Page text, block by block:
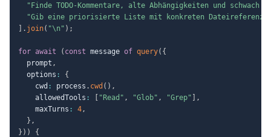
"Finde TODO-Kommentare, alte Abhängigkeiten und schwach
"Gib eine priorisierte Liste mit konkreten
. join( "\n" ) ;
for await ( const message of query( {
  prompt
,
  options
:
{
    cwd
: process . cwd ( ) ,
    allowedTools
: "Read" , "Glob" , "Grep"
,
    maxTurns
: 4,
} ,
} ) )
{